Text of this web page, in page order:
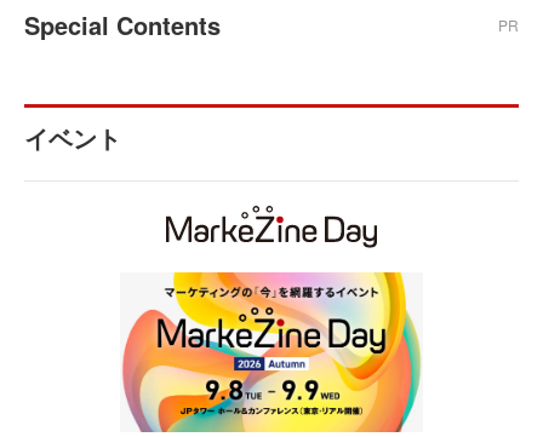
Special Contents PR
イベント